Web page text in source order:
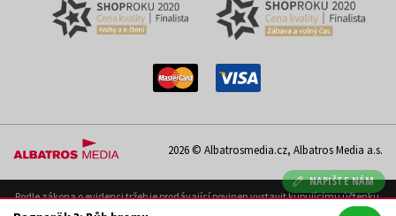
NAPIŠTE NÁM
2026 © Albatrosmedia.cz, Albatros Media a.s.
Podle zákona o evidenci tržeb je prodávající povinen vystavit kupujícímu účtenku.
Zároveň je povinen zaevidovat přijatou tržbu u správce daně on-line; v případě